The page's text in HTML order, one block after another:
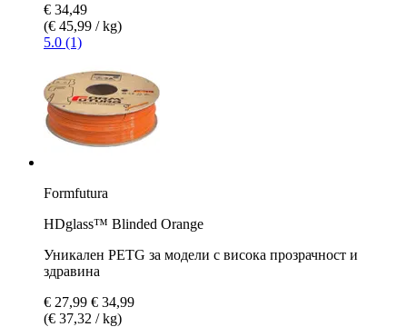
€ 34,49
(€ 45,99 / kg)
5.0 (1)
Formfutura
HDglass™ Blinded Orange
Уникален PETG за модели с висока прозрачност и
здравина
€ 27,99 € 34,99
(€ 37,32 / kg)